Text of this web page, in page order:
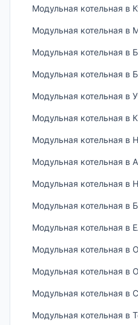
Модульная котельная в
Модульная котельная в
Модульная котельная в
Модульная котельная в
Модульная котельная в
Модульная котельная в
Модульная котельная
Модульная котельная в
Модульная котельная в
Модульная котельная в
Модульная котельная в
Модульная котельная в
Модульная котельная в
Модульная котельная в
Модульная котельная в